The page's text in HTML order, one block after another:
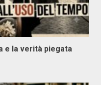
e la verità piegata